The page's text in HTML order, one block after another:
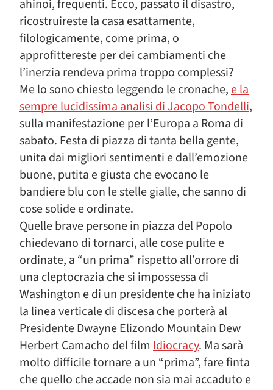
ahinoi, frequenti. Ecco, passato il disastro,
ricostruireste la casa esattamente,
filologicamente, come prima, o
approfittereste per dei cambiamenti che
l’inerzia rendeva prima troppo complessi?
Me lo sono chiesto leggendo le cronache,e la
sempre lucidissima analisi di Jacopo Tondelli,
sulla manifestazione per l’Europa a Roma di
sabato. Festa di piazza di tanta bella gente,
unita dai migliori sentimenti e dall’emozione
buone, putita e giusta che evocano le
bandiere blu con le stelle gialle, che sanno di
cose solide e ordinate.
Quelle brave persone in piazza del Popolo
chiedevano di tornarci, alle cose pulite e
ordinate, a “un prima” rispetto all’orrore di
una cleptocrazia che si impossessa di
Washington e di un presidente che ha iniziato
la linea verticale di discesa che porterà al
Presidente Dwayne Elizondo Mountain Dew
Herbert Camacho del film Idiocracy. Ma sarà
molto difficile tornare a un “prima”, fare finta
che quello che accade non sia mai accaduto e